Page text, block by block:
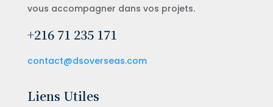
vous accompagner dans vos projets.
+216 71 235 171
contact@dsoverseas.com
Liens Utiles